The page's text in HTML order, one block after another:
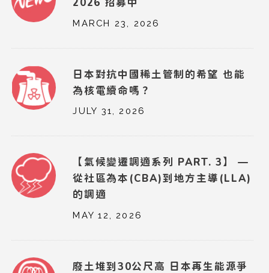
2026 招募中
MARCH 23, 2026
日本對抗中國稀土管制的希望 也能
為核電續命嗎？
JULY 31, 2026
【氣候變遷調適系列 PART. 3】 —
從社區為本(CBA)到地方主導(LLA)
的調適
MAY 12, 2026
廢土堆到30公尺高 日本再生能源爭